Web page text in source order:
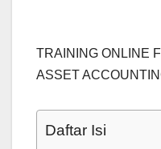
TRAINING ONLINE
ASSET
Daftar Isi